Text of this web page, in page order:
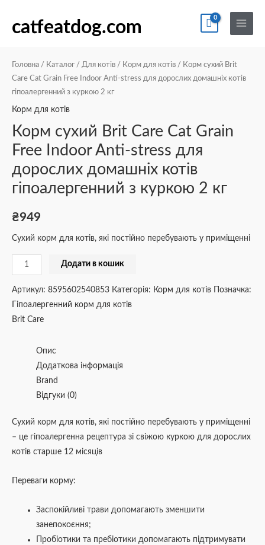
catfeatdog.com
Main
Menu
Головна / Каталог / Для котів / Корм для котів / Корм сухий Brit
Care Cat Grain Free Indoor Anti-stress для дорослих домашніх котів
гіпоалергенний з куркою 2 кг
Корм для котів
Корм сухий Brit Care Cat Grain
Free Indoor Anti-stress для
дорослих домашніх котів
гіпоалергенний з куркою 2 кг
₴949
Сухий корм для котів, які постійно перебувають у приміщенні
сухий
Care
Cat
Grain
Free
Anti-
stress
для
дорослих
котів
з
куркою
кг
кількість
Додати в кошик
Артикул: 8595602540853 Категорія: Корм для котів
Позначка:
Гіпоалергенний корм для котів
Brit Care
Опис
Додаткова інформація
Brand
Відгуки (0)
Сухий корм для котів, які постійно перебувають у приміщенні
– це гіпоалергенна рецептура зі свіжою куркою для дорослих
котів старше 12 місяців
Переваги корму:
Заспокійливі трави допомагають зменшити
занепокоєння;
Пробіотики та пребіотики допомагають підтримувати